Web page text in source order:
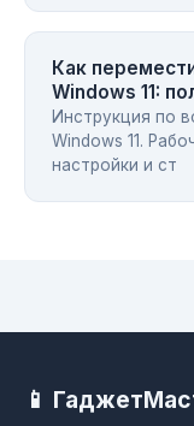
Как
Windows 11:
Инструкция по
Windows 11.
настройки и ст
📱